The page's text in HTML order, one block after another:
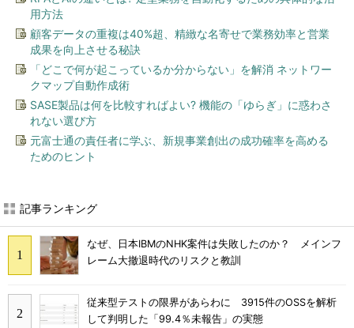
用方法
顧客データの重複は40%超、精緻な名寄せで業務効率と営業
成果を向上させる秘訣
「どこで何が起こっているか分からない」を解消 ネットワー
クマップ自動作成術
SASE製品は何を比較すればよい? 機能の「ゆらぎ」に惑わさ
れない選び方
元富士通の責任者に学ぶ、新規事業創出の成功確率を高める
ためのヒント
記事ランキング
なぜ、日本IBMのNHK案件は失敗したのか？ メインフ
レーム大撤退時代のリスクと教訓
従来型テストの限界があらわに 3915件のOSSを解析
して判明した「99.4％未報告」の実態